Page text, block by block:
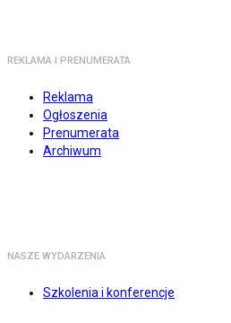
REKLAMA I PRENUMERATA
Reklama
Ogłoszenia
Prenumerata
Archiwum
NASZE WYDARZENIA
Szkolenia i konferencje